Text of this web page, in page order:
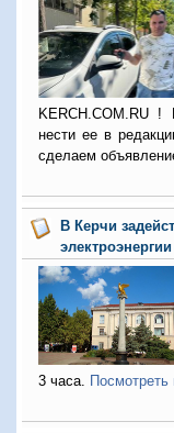
KERCH.COM.RU !
нести ее в
сделаем
В Керчи
электроэнергии
3 часа. Посмотреть